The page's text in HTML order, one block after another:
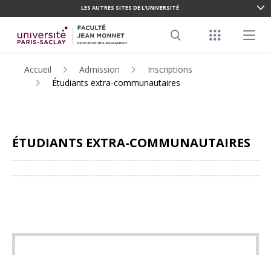
CONTENU
PRINCIPAL
LES AUTRES SITES DE L'UNIVERSITÉ
Menu Menu
Accueil Admission
Inscriptions
Étudiants extra-communautaires
ÉTUDIANTS EXTRA-COMMUNAUTAIRES